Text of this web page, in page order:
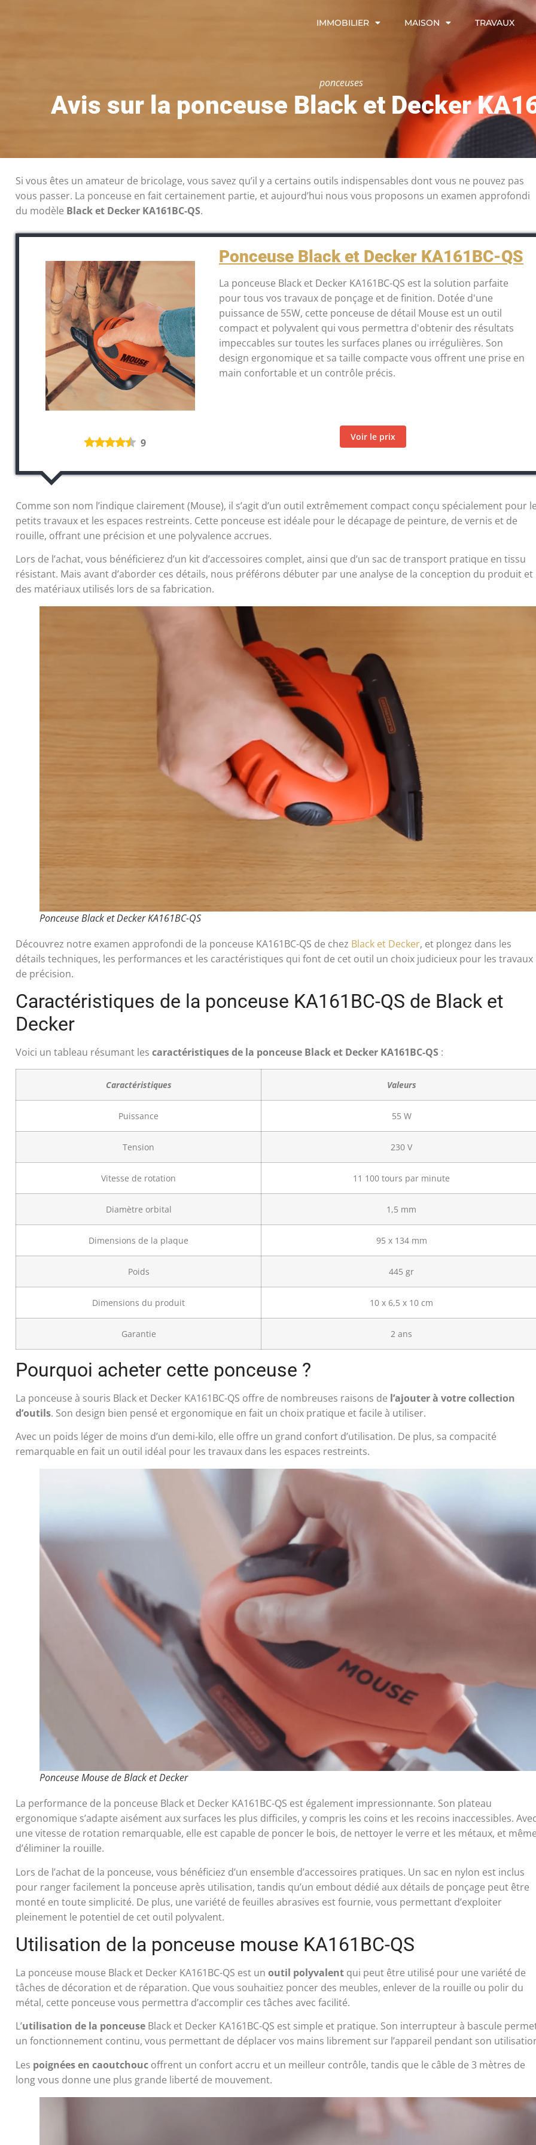
IMMOBILIER MAISON TRAVAUX
ponceuses
Avis sur la ponceuse Black et Decker
Si vous êtes un amateur de bricolage, vous savez qu’il y a certains outils indispensables dont vous ne pouvez pas
vous passer. La ponceuse en fait certainement partie, et aujourd’hui nous vous proposons un examen approfondi
du modèle Black et Decker KA161BC-QS.
9
Ponceuse Black et Decker KA161BC-QS
La ponceuse Black et Decker KA161BC-QS est la solution parfaite
pour tous vos travaux de ponçage et de finition. Dotée d'une
puissance de 55W, cette ponceuse de détail Mouse est un outil
compact et polyvalent qui vous permettra d'obtenir des résultats
impeccables sur toutes les surfaces planes ou irrégulières. Son
design ergonomique et sa taille compacte vous offrent une prise en
main confortable et un contrôle précis.
Voir le prix
Comme son nom l’indique clairement (Mouse), il s’agit d’un outil extrêmement compact conçu spécialement pour
petits travaux et les espaces restreints. Cette ponceuse est idéale pour le décapage de peinture, de vernis et de
rouille, offrant une précision et une polyvalence accrues.
Lors de l’achat, vous bénéficierez d’un kit d’accessoires complet, ainsi que d’un sac de transport pratique en tissu
résistant. Mais avant d’aborder ces détails, nous préférons débuter par une analyse de la conception du produit et
des matériaux utilisés lors de sa fabrication.
Ponceuse Black et Decker KA161BC-QS
Découvrez notre examen approfondi de la ponceuse KA161BC-QS de chez Black et Decker, et plongez dans les
détails techniques, les performances et les caractéristiques qui font de cet outil un choix judicieux pour les travaux
de précision.
Caractéristiques de la ponceuse KA161BC-QS de Black et
Decker
Voici un tableau résumant les caractéristiques de la ponceuse Black et Decker KA161BC-QS :
Caractéristiques Valeurs
Puissance 55 W
Tension 230 V
Vitesse de rotation 11 100 tours par minute
Diamètre orbital 1,5 mm
Dimensions de la plaque 95 x 134 mm
Poids 445 gr
Dimensions du produit 10 x 6,5 x 10 cm
Garantie 2 ans
Pourquoi acheter cette ponceuse ?
La ponceuse à souris Black et Decker KA161BC-QS offre de nombreuses raisons de l’ajouter à votre collection
d’outils. Son design bien pensé et ergonomique en fait un choix pratique et facile à utiliser.
Avec un poids léger de moins d’un demi-kilo, elle offre un grand confort d’utilisation. De plus, sa compacité
remarquable en fait un outil idéal pour les travaux dans les espaces restreints.
Ponceuse Mouse de Black et Decker
La performance de la ponceuse Black et Decker KA161BC-QS est également impressionnante. Son plateau
ergonomique s’adapte aisément aux surfaces les plus difficiles, y compris les coins et les recoins inaccessibles.
une vitesse de rotation remarquable, elle est capable de poncer le bois, de nettoyer le verre et les métaux, et
d’éliminer la rouille.
Lors de l’achat de la ponceuse, vous bénéficiez d’un ensemble d’accessoires pratiques. Un sac en nylon est inclus
pour ranger facilement la ponceuse après utilisation, tandis qu’un embout dédié aux détails de ponçage peut être
monté en toute simplicité. De plus, une variété de feuilles abrasives est fournie, vous permettant d’exploiter
pleinement le potentiel de cet outil polyvalent.
Utilisation de la ponceuse mouse KA161BC-QS
La ponceuse mouse Black et Decker KA161BC-QS est un outil polyvalent qui peut être utilisé pour une variété de
tâches de décoration et de réparation. Que vous souhaitiez poncer des meubles, enlever de la rouille ou polir du
métal, cette ponceuse vous permettra d’accomplir ces tâches avec facilité.
L’utilisation de la ponceuse Black et Decker KA161BC-QS est simple et pratique. Son interrupteur à bascule
un fonctionnement continu, vous permettant de déplacer vos mains librement sur l’appareil pendant son
Les poignées en caoutchouc offrent un confort accru et un meilleur contrôle, tandis que le câble de 3 mètres de
long vous donne une plus grande liberté de mouvement.